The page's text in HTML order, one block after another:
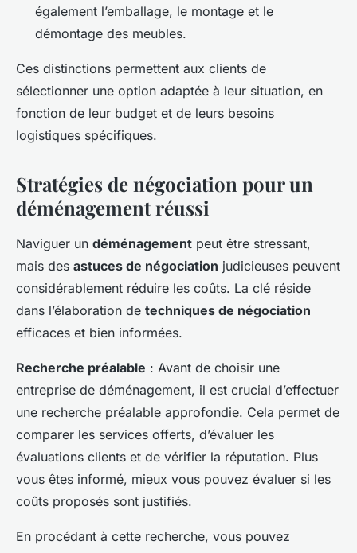
également l’emballage, le montage et le
démontage des meubles.
Ces distinctions permettent aux clients de
sélectionner une option adaptée à leur situation, en
fonction de leur budget et de leurs besoins
logistiques spécifiques.
Stratégies de négociation pour un
déménagement réussi
Naviguer un déménagement peut être stressant,
mais des astuces de négociation judicieuses peuvent
considérablement réduire les coûts. La clé réside
dans l’élaboration de techniques de négociation
efficaces et bien informées.
Recherche préalable : Avant de choisir une
entreprise de déménagement, il est crucial d’effectuer
une recherche préalable approfondie. Cela permet de
comparer les services offerts, d’évaluer les
évaluations clients et de vérifier la réputation. Plus
vous êtes informé, mieux vous pouvez évaluer si les
coûts proposés sont justifiés.
En procédant à cette recherche, vous pouvez